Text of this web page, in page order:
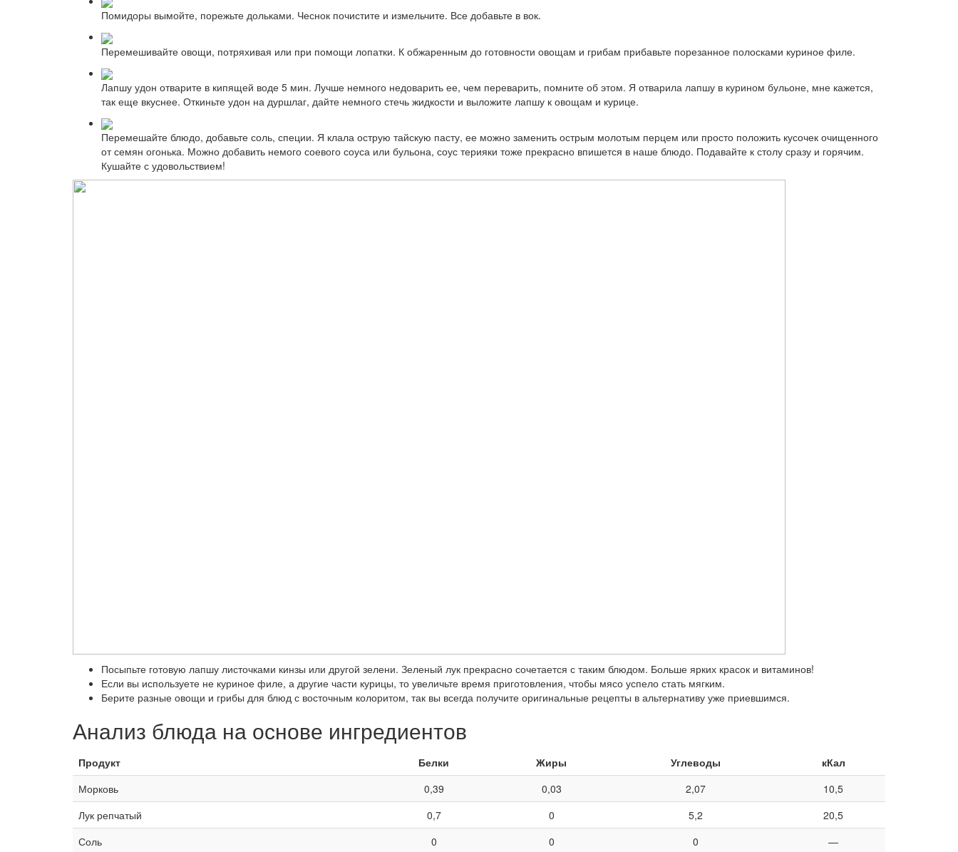
Помидоры вымойте, порежьте дольками. Чеснок почистите и измельчите. Все добавьте в вок.
Перемешивайте овощи, потряхивая или при помощи лопатки. К обжаренным до готовности овощам и грибам прибавьте порезанное полосками куриное филе.
Лапшу удон отварите в кипящей воде 5 мин. Лучше немного недоварить ее, чем переварить, помните об этом. Я отварила лапшу в курином бульоне, мне кажется,
так еще вкуснее. Откиньте удон на дуршлаг, дайте немного стечь жидкости и выложите лапшу к овощам и курице.
Перемешайте блюдо, добавьте соль, специи. Я клала острую тайскую пасту, ее можно заменить острым молотым перцем или просто положить кусочек очищенного
от семян огонька. Можно добавить немого соевого соуса или бульона, соус терияки тоже прекрасно впишется в наше блюдо. Подавайте к столу сразу и горячим.
Кушайте с удовольствием!
Посыпьте готовую лапшу листочками кинзы или другой зелени. Зеленый лук прекрасно сочетается с таким блюдом. Больше ярких красок и витаминов!
Если вы используете не куриное филе, а другие части курицы, то увеличьте время приготовления, чтобы мясо успело стать мягким.
Берите разные овощи и грибы для блюд с восточным колоритом, так вы всегда получите оригинальные рецепты в альтернативу уже приевшимся.
Анализ блюда на основе ингредиентов
Продукт Белки Жиры Углеводы
кКал
Морковь
0,39 0,03 2,07
10,5
Лук репчатый
0,7 0 5,2
20,5
Соль
0 0 0
—